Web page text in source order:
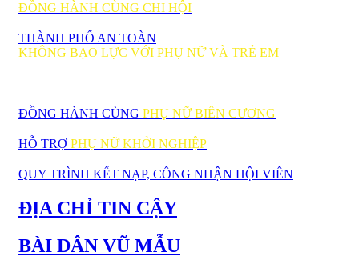
ĐỒNG HÀNH CÙNG CHI HỘI
THÀNH PHỐ AN TOÀN
KHÔNG BẠO LỰC VỚI PHỤ NỮ VÀ TRẺ EM
ĐỒNG HÀNH CÙNG PHỤ NỮ BIÊN CƯƠNG
HỖ TRỢ PHỤ NỮ KHỞI NGHIỆP
QUY TRÌNH KẾT NẠP, CÔNG NHẬN HỘI VIÊN
ĐỊA CHỈ TIN CẬY
BÀI DÂN VŨ MẪU